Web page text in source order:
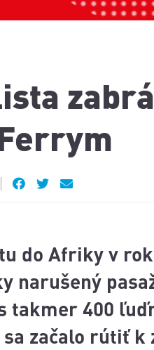
do Afriky v
narušený
takmer 400
začalo rútiť k